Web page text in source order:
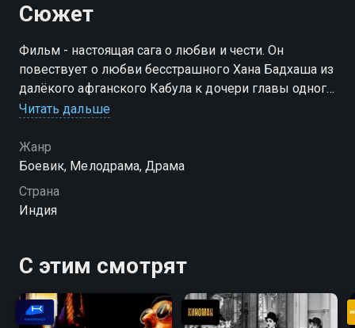
Сюжет
Фильм - настоящая сага о любви и чести. Он
повествует о любви бесстрашного Хана Бадхаша из
далёкого афганского Кабула к дочери главы одного
из свободолюбивых кланов Беназир
Читать дальше
Жанр
Боевик, Мелодрама, Драма
Страна
Индия
С этим смотрят